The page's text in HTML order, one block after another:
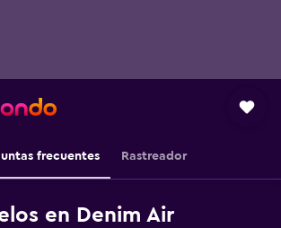
frecuentes Rastreador
en Denim Air